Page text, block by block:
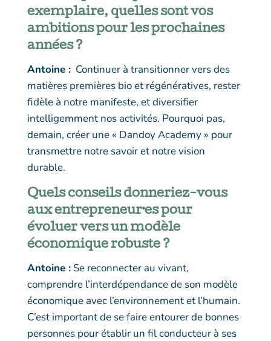
exemplaire, quelles sont vos
ambitions pour les prochaines
années ?
Antoine : Continuer à transitionner vers des
matières premières bio et régénératives, rester
fidèle à notre manifeste, et diversifier
intelligemment nos activités. Pourquoi pas,
demain, créer une « Dandoy Academy » pour
transmettre notre savoir et notre vision
durable.
Quels conseils donneriez-vous
aux entrepreneur·es pour
évoluer vers un modèle
économique robuste ?
Antoine :Se reconnecter au vivant,
comprendre l’interdépendance de son modèle
économique avec l’environnement et l’humain.
C’est important de se faire entourer de bonnes
personnes pour établir un fil conducteur à ses